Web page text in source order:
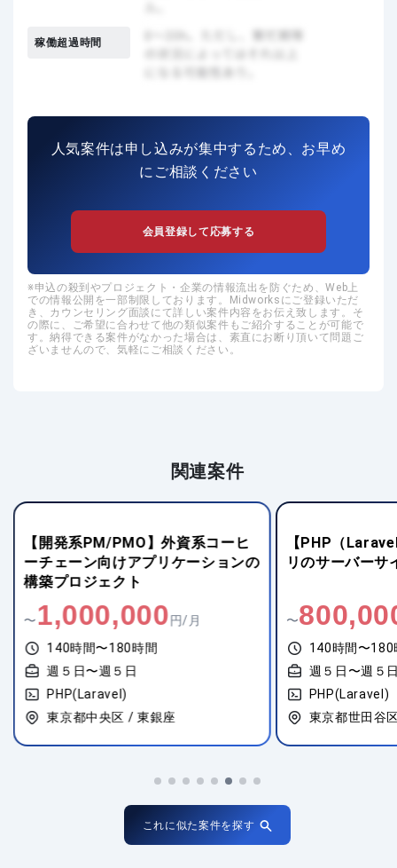
稼働超過時間
人気案件は申し込みが集中するため、お早め
にご相談ください
会員登録して応募する
申込の殺到やプロジェクト・企業の情報流出を防ぐため、Web上
での情報公開を一部制限しております。Midworksにご登録いただ
き、カウンセリング面談にて詳しい案件内容をお伝え致します。そ
の際に、ご希望に合わせて他の類似案件もご紹介することが可能で
す。納得できる案件がなかった場合は、素直にお断り頂いて問題ご
ざいませんので、気軽にご相談ください。
関連案件
【開発系PM/PMO】外資系コーヒ
ーチェーン向けアプリケーションの
構築プロジェクト
〜1,000,000 円/月
140時間〜180時間
週５日〜週５日
PHP(Laravel)
東京都中央区 / 東銀座
【PHP（
リのサーバーサ
〜
140時間〜180
週５日〜週５
PHP(Laravel)
東京都世田谷
これに似た案件を探す